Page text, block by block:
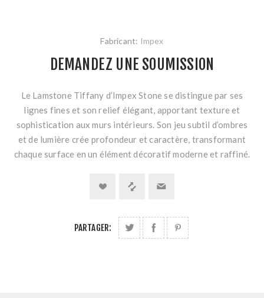
Fabricant: Impex
DEMANDEZ UNE SOUMISSION
Le Lamstone Tiffany d’Impex Stone se distingue par ses
lignes fines et son relief élégant, apportant texture et
sophistication aux murs intérieurs. Son jeu subtil d’ombres
et de lumière crée profondeur et caractère, transformant
chaque surface en un élément décoratif moderne et raffiné.
PARTAGER: